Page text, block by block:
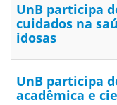
UnB participa
cuidados na
idosas
UnB participa
acadêmica e